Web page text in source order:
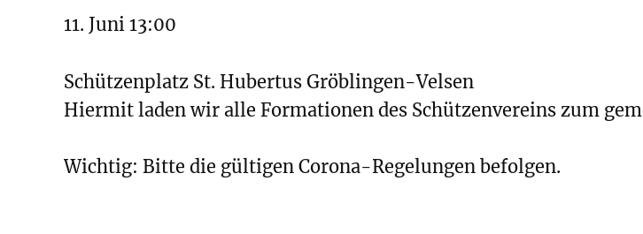
11. Juni 13:00
Schützenplatz St. Hubertus Gröblingen-Velsen
Hiermit laden wir alle Formationen des Schützenvereins zum
Wichtig: Bitte die gültigen Corona-Regelungen befolgen.